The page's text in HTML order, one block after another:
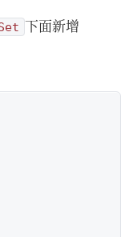
下面新增